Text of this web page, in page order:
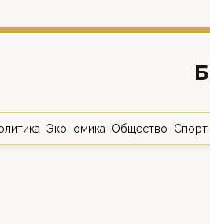
Экономика Общество Спорт